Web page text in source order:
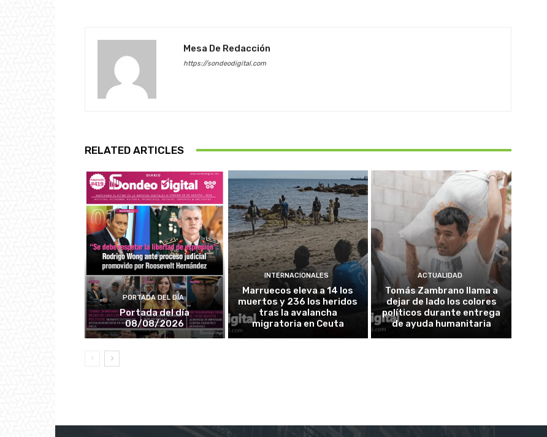
Mesa De Redacción
https://sondeodigital.com
RELATED ARTICLES
PORTADA DEL DÍA
Portada del día
08/08/2026
INTERNACIONALES
Marruecos eleva a 14 los
muertos y 236 los heridos
tras la avalancha
migratoria en Ceuta
ACTUALIDAD
Tomás Zambrano llama a
dejar de lado los colores
políticos durante entrega
de ayuda humanitaria